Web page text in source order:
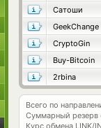
Сатоши
GeekChange
CryptoGin
Buy-Bitcoin
2rbina
Всего по
Суммарный резерв
Курс обмена LINK/